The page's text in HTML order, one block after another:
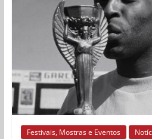
Festivais, Mostras e Eventos